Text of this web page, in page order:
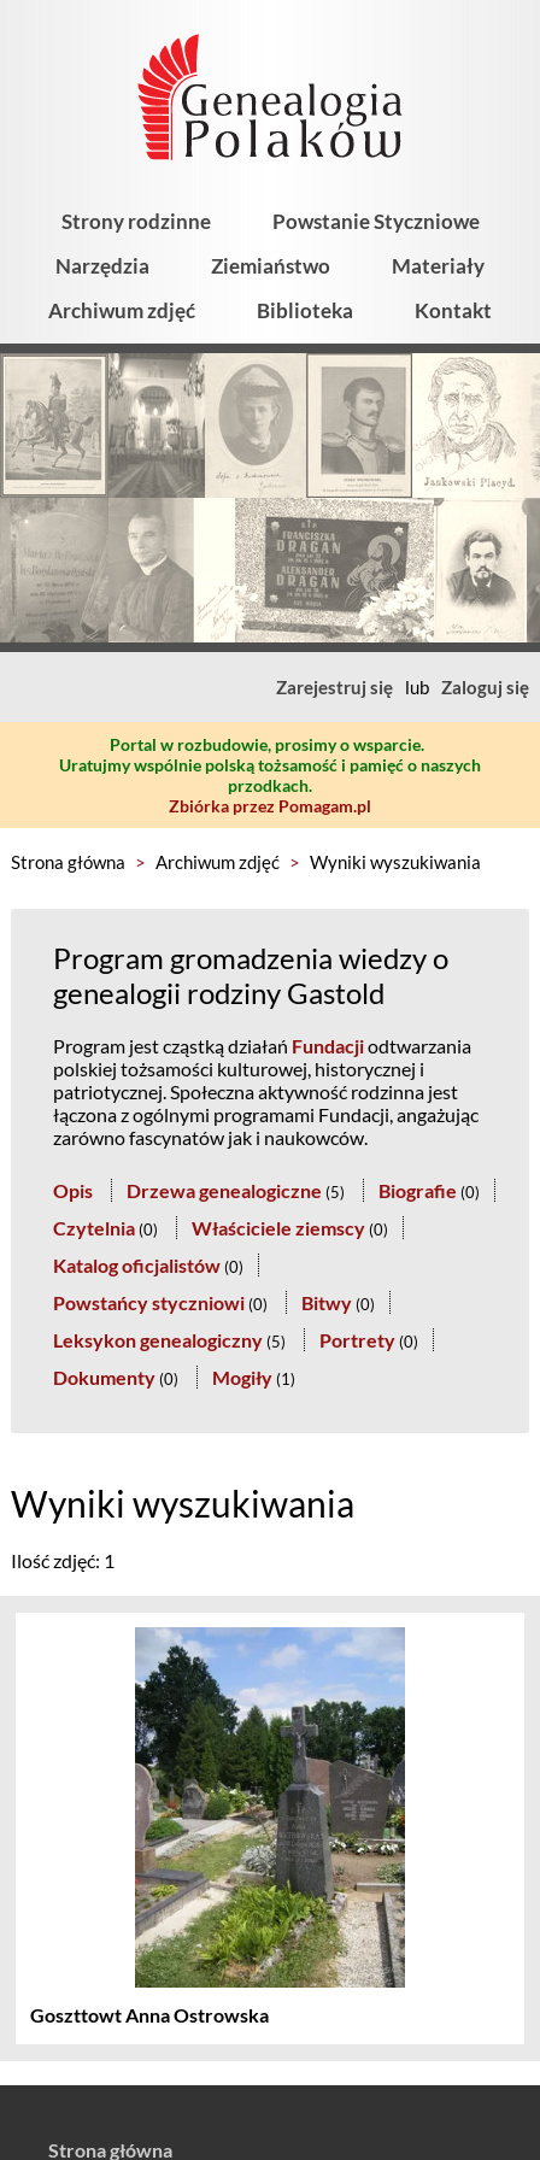
Strony rodzinne
Powstanie Styczniowe
Narzędzia
Ziemiaństwo
Materiały
Archiwum zdjęć
Biblioteka Kontakt
Zarejestruj się lub Zaloguj się
Portal w rozbudowie, prosimy o wsparcie.
Uratujmy wspólnie polską tożsamość i pamięć o naszych
przodkach.
Zbiórka przez Pomagam.pl
Strona główna > Archiwum zdjęć > Wyniki wyszukiwania
Program gromadzenia wiedzy o
genealogii rodziny Gastold
Program jest cząstką działań Fundacjiodtwarzania
polskiej tożsamości kulturowej, historycznej i
patriotycznej. Społeczna aktywność rodzinna jest
łączona z ogólnymi programami Fundacji, angażując
zarówno fascynatów jak i naukowców.
Opis Drzewa genealogiczne (5) Biografie (0)
Czytelnia (0) Właściciele ziemscy (0)
Katalog oficjalistów (0)
Powstańcy styczniowi (0) Bitwy (0)
Leksykon genealogiczny (5) Portrety (0)
Dokumenty (0) Mogiły (1)
Wyniki wyszukiwania
Ilość zdjęć: 1
Goszttowt Anna Ostrowska
Strona główna